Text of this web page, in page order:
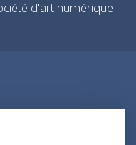
d'art numérique